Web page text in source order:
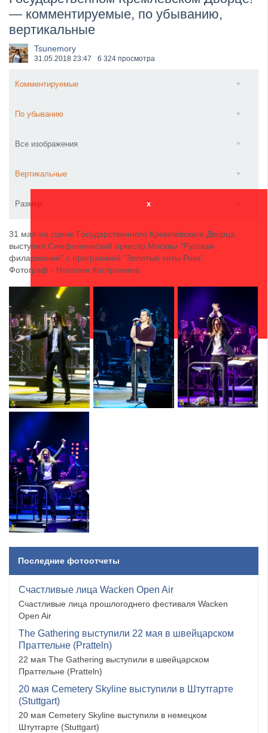
​Anthrax выпустили новый сингл и клип «Everybod...
— комментируемые, по убыванию,
вертикальные
Tsunemory
31.05.2018 23:47 6 324 просмотра
Комментируемые
По убыванию
Все изображения
Вертикальные
Размер x
31 мая на сцене Государственного Кремлёвского Дворца
выступил Симфонический оркестр Москвы "Русская
филармония" с программой "Золотые хиты Рока".
Фотограф - Наталия Костромина
Последние фотоотчеты
Счастливые лица Wacken Open Air
Счастливые лица прошлогоднего фестиваля Wacken
Open Air
The Gathering выступили 22 мая в швейцарском
Праттельне (Pratteln)
22 мая The Gathering выступили в швейцарском
Праттельне (Pratteln)
20 мая Cemetery Skyline выступили в Штутгарте
(Stuttgart)
20 мая Cemetery Skyline выступили в немецком
Штутгарте (Stuttgart)